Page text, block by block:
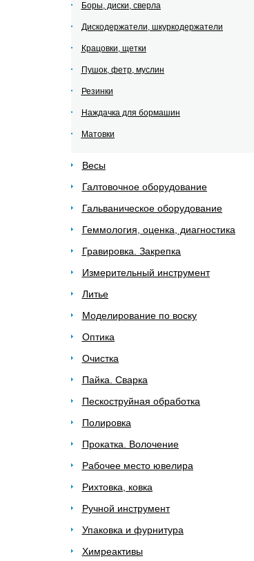
Боры, диски, сверла
Дискодержатели, шкуркодержатели
Крацовки, щетки
Пушок, фетр, муслин
Резинки
Наждачка для бормашин
Матовки
Весы
Галтовочное оборудование
Гальваническое оборудование
Геммология, оценка, диагностика
Гравировка. Закрепка
Измерительный инструмент
Литье
Моделирование по воску
Оптика
Очистка
Пайка. Сварка
Пескоструйная обработка
Полировка
Прокатка. Волочение
Рабочее место ювелира
Рихтовка, ковка
Ручной инструмент
Упаковка и фурнитура
Химреактивы